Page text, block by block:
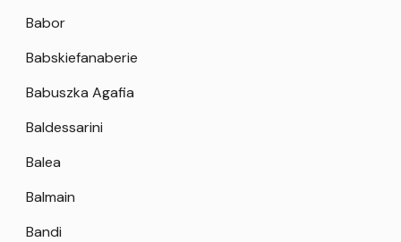
Babor
Babskiefanaberie
Babuszka Agafia
Baldessarini
Balea
Balmain
Bandi